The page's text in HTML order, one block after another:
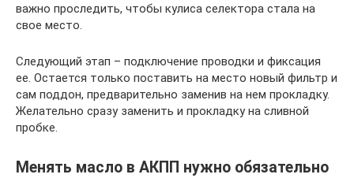
важно проследить, чтобы кулиса селектора стала на
свое место.
Следующий этап – подключение проводки и фиксация
ее. Остается только поставить на место новый фильтр и
сам поддон, предварительно заменив на нем прокладку.
Желательно сразу заменить и прокладку на сливной
пробке.
Менять масло в АКПП нужно обязательно